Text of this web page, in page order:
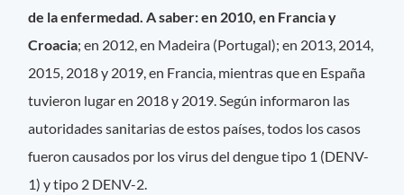
de la enfermedad. A saber: en 2010, en Francia y
Croacia; en 2012, en Madeira (Portugal); en 2013, 2014,
2015, 2018 y 2019, en Francia, mientras que en España
tuvieron lugar en 2018 y 2019. Según informaron las
autoridades sanitarias de estos países, todos los casos
fueron causados por los virus del dengue tipo 1 (DENV-
1) y tipo 2 DENV-2.